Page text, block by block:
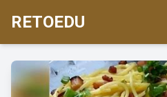
RETOEDU